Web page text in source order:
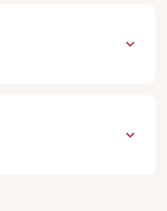
keyboard_arrow_down
keyboard_arrow_down